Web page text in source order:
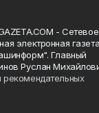
- Сетевое
электронная
Главный
Руслан